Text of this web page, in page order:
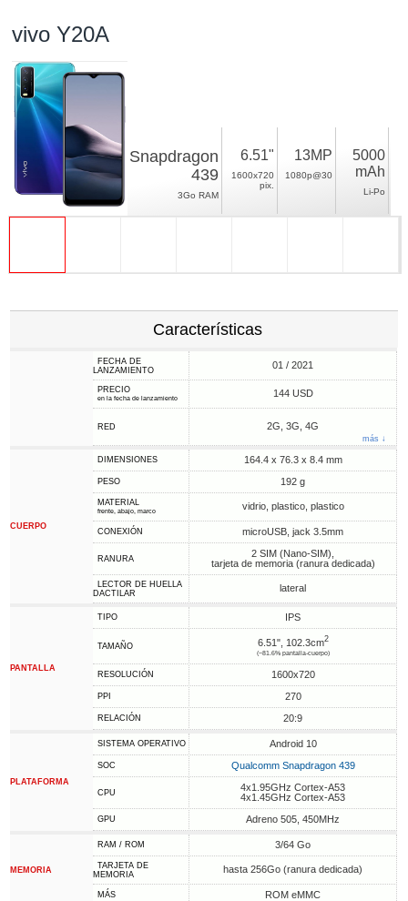
vivo Y20A
Snapdragon
439
3Go RAM
6.51"
1600x720
pix.
13MP
1080p@30
5000
mAh
Li-Po
Características
FECHA DE
LANZAMIENTO
01 / 2021
PRECIO
en la fecha de lanzamiento 144 USD
RED 2G, 3G, 4G
más ↓
CUERPO
DIMENSIONES 164.4 x 76.3 x 8.4 mm
PESO 192 g
MATERIAL
frente, abajo, marco vidrio, plastico, plastico
CONEXIÓN microUSB, jack 3.5mm
RANURA
2 SIM (Nano-SIM),
tarjeta de memoria (ranura dedicada)
LECTOR DE HUELLA
DACTILAR
lateral
PANTALLA
TIPO IPS
TAMAÑO 6.51", 102.3cm2
(~81.6% pantalla-cuerpo)
RESOLUCIÓN 1600x720
PPI 270
RELACIÓN 20:9
PLATAFORMA
SISTEMA OPERATIVO Android 10
SOC Qualcomm Snapdragon 439
CPU
4x1.95GHz Cortex-A53
4x1.45GHz Cortex-A53
GPU Adreno 505, 450MHz
MEMORIA
RAM / ROM 3/64 Go
TARJETA DE
MEMORIA
hasta 256Go (ranura dedicada)
MÁS ROM eMMC